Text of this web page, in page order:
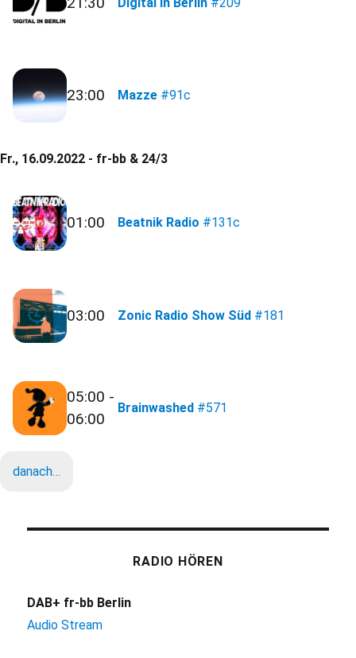
23:00 Mazze #91c
Fr., 16.09.2022 - fr-bb & 24/3
01:00 Beatnik Radio #131c
03:00 Zonic Radio Show Süd #181
05:00 -
06:00
Brainwashed #571
danach…
RADIO HÖREN
DAB+ fr-bb Berlin
Audio Stream